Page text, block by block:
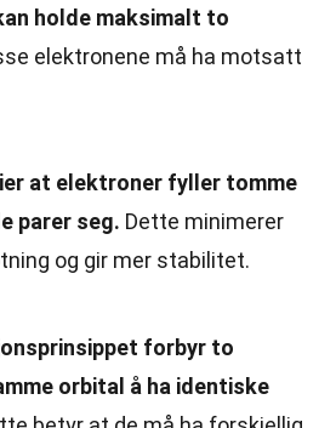
holde maksimalt to
elektronene må ha motsatt
at elektroner fyller tomme
parer seg. Dette minimerer
og gir mer stabilitet.
forbyr to
orbital å ha identiske